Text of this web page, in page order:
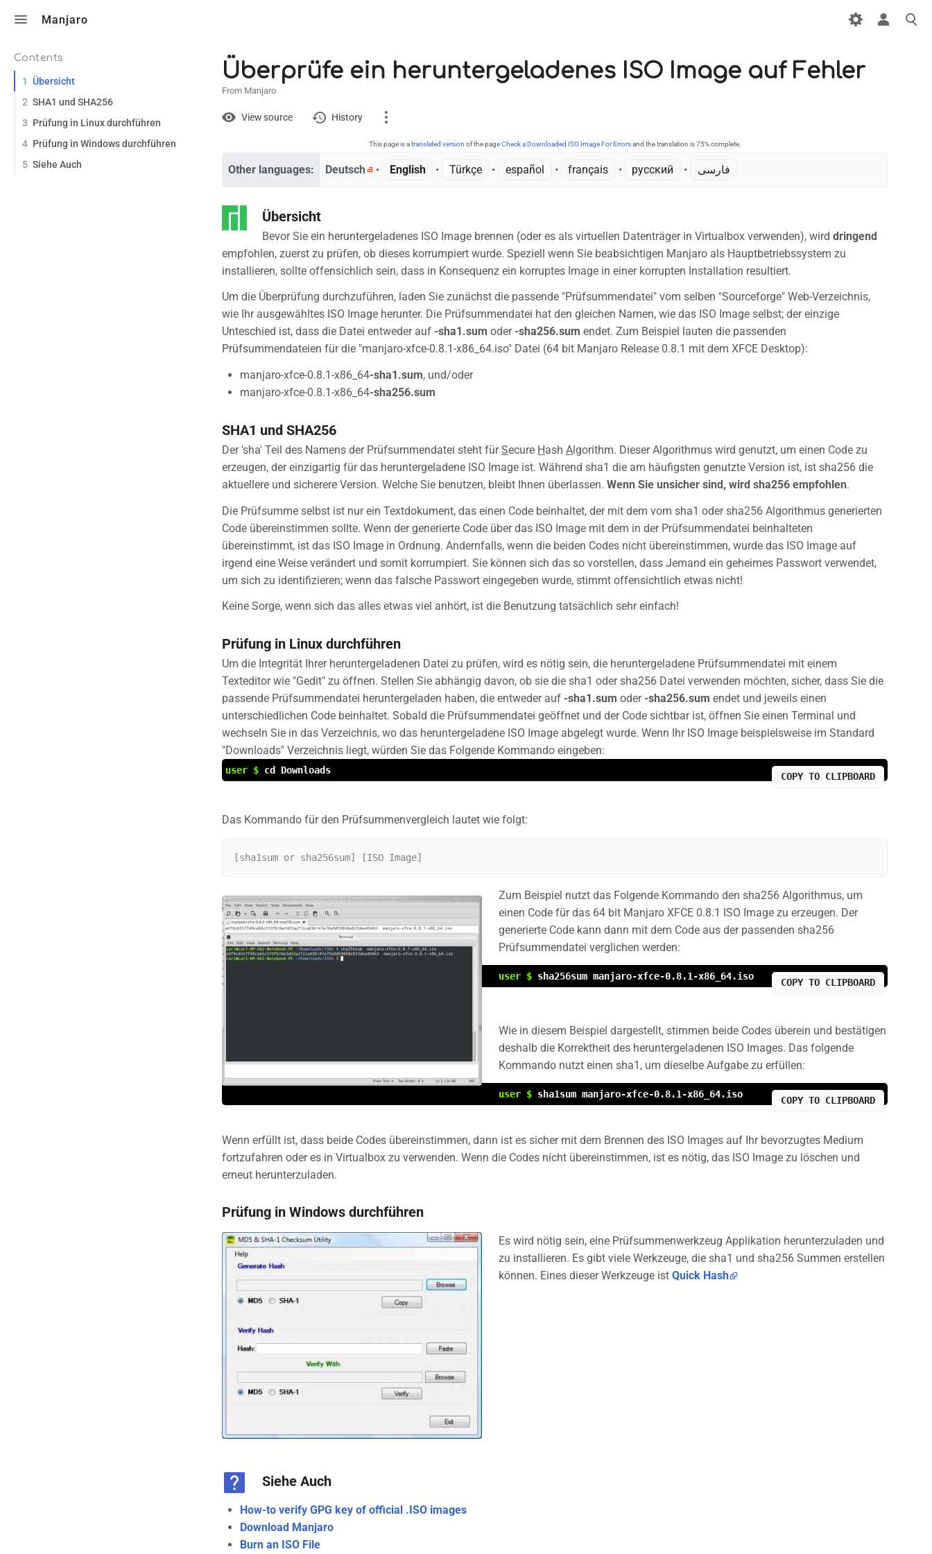
Manjaro
Überprüfe ein heruntergeladenes ISO Image auf Fehler
From Manjaro
ViewView source History
Page
Discussion
What links here
Related changes
Printable version
Permanent link
Page information
This page is atranslated version of the pageCheck a Downloaded ISO Image For Errorsand the translation is 75% complete.
Other languages: Deutsch • ‎ English • ‎ Türkçe • ‎ español • ‎ français • ‎ русский • ‎ فارسی
Contents
1
Übersicht
2 SHA1 und SHA256
3 Prüfung in Linux durchführen
4 Prüfung in Windows durchführen
5 Siehe Auch
Übersicht
Bevor Sie ein heruntergeladenes ISO Image brennen (oder es als virtuellen Datenträger in Virtualbox verwenden), wirddringend
empfohlen, zuerst zu prüfen, ob dieses korrumpiert wurde. Speziell wenn Sie beabsichtigen Manjaro als Hauptbetriebssystem zu
installieren, sollte offensichlich sein, dass in Konsequenz ein korruptes Image in einer korrupten Installation resultiert.
Um die Überprüfung durchzuführen, laden Sie zunächst die passende "Prüfsummendatei" vom selben "Sourceforge" Web-Verzeichnis,
wie Ihr ausgewähltes ISO Image herunter. Die Prüfsummendatei hat den gleichen Namen, wie das ISO Image selbst; der einzige
Unteschied ist, dass die Datei entweder auf -sha1.sum oder -sha256.sum endet. Zum Beispiel lauten die passenden
Prüfsummendateien für die "manjaro-xfce-0.8.1-x86_64.iso" Datei (64 bit Manjaro Release 0.8.1 mit dem XFCE Desktop):
manjaro-xfce-0.8.1-x86_64-sha1.sum, und/oder
manjaro-xfce-0.8.1-x86_64-sha256.sum
SHA1 und SHA256
Der 'sha' Teil des Namens der Prüfsummendatei steht fürSecure Hash Algorithm. Dieser Algorithmus wird genutzt, um einen Code zu
erzeugen, der einzigartig für das heruntergeladene ISO Image ist. Während sha1 die am häufigsten genutzte Version ist, ist sha256 die
aktuellere und sicherere Version. Welche Sie benutzen, bleibt Ihnen überlassen. Wenn Sie unsicher sind, wird sha256 empfohlen.
Die Prüfsumme selbst ist nur ein Textdokument, das einen Code beinhaltet, der mit dem vom sha1 oder sha256 Algorithmus generierten
Code übereinstimmen sollte. Wenn der generierte Code über das ISO Image mit dem in der Prüfsummendatei beinhalteten
übereinstimmt, ist das ISO Image in Ordnung. Andernfalls, wenn die beiden Codes nicht übereinstimmen, wurde das ISO Image auf
irgend eine Weise verändert und somit korrumpiert. Sie können sich das so vorstellen, dass Jemand ein geheimes Passwort verwendet,
um sich zu identifizieren; wenn das falsche Passwort eingegeben wurde, stimmt offensichtlich etwas nicht!
Keine Sorge, wenn sich das alles etwas viel anhört, ist die Benutzung tatsächlich sehr einfach!
Prüfung in Linux durchführen
Um die Integrität Ihrer heruntergeladenen Datei zu prüfen, wird es nötig sein, die heruntergeladene Prüfsummendatei mit einem
Texteditor wie "Gedit" zu öffnen. Stellen Sie abhängig davon, ob sie die sha1 oder sha256 Datei verwenden möchten, sicher, dass Sie die
passende Prüfsummendatei heruntergeladen haben, die entweder auf -sha1.sum oder -sha256.sum endet und jeweils einen
unterschiedlichen Code beinhaltet. Sobald die Prüfsummendatei geöffnet und der Code sichtbar ist, öffnen Sie einen Terminal und
wechseln Sie in das Verzeichnis, wo das heruntergeladene ISO Image abgelegt wurde. Wenn Ihr ISO Image beispielsweise im Standard
"Downloads" Verzeichnis liegt, würden Sie das Folgende Kommando eingeben:
user $ cd Downloads
COPY TO CLIPBOARD
Das Kommando für den Prüfsummenvergleich lautet wie folgt:
Zum Beispiel nutzt das Folgende Kommando den sha256 Algorithmus, um
einen Code für das 64 bit Manjaro XFCE 0.8.1 ISO Image zu erzeugen. Der
generierte Code kann dann mit dem Code aus der passenden sha256
Prüfsummendatei verglichen werden:
user $ sha256sum manjaro-xfce-0.8.1-x86_64.iso
COPY TO CLIPBOARD
Wie in diesem Beispiel dargestellt, stimmen beide Codes überein und bestätigen
deshalb die Korrektheit des heruntergeladenen ISO Images. Das folgende
Kommando nutzt einen sha1, um dieselbe Aufgabe zu erfüllen:
user $ sha1sum manjaro-xfce-0.8.1-x86_64.iso
COPY TO CLIPBOARD
Wenn erfüllt ist, dass beide Codes übereinstimmen, dann ist es sicher mit dem Brennen des ISO Images auf Ihr bevorzugtes Medium
fortzufahren oder es in Virtualbox zu verwenden. Wenn die Codes nicht übereinstimmen, ist es nötig, das ISO Image zu löschen und
erneut herunterzuladen.
Prüfung in Windows durchführen
Es wird nötig sein, eine Prüfsummenwerkzeug Applikation herunterzuladen und
zu installieren. Es gibt viele Werkzeuge, die sha1 und sha256 Summen erstellen
können. Eines dieser Werkzeuge istQuick Hash
Siehe Auch
How-to verify GPG key of official .ISO images
Download Manjaro
Burn an ISO File